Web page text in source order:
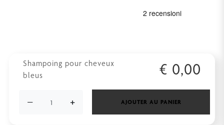
Shampoing pour cheveux
bleus
€ 0,00
− + AJOUTER AU PANIER